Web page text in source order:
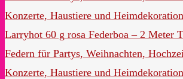
Larryhot 60 g rosa Federboa – 2 Meter
Federn für Partys, Weihnachten,
Konzerte, Haustiere und